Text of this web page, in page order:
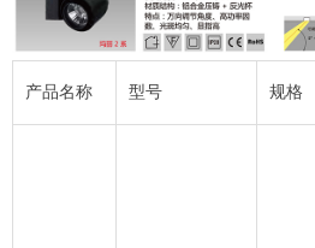
产品名称 型号 规格